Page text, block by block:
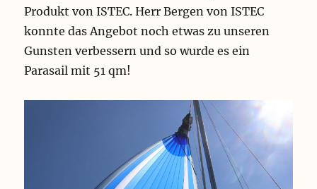
Produkt von ISTEC. Herr Bergen von ISTEC
konnte das Angebot noch etwas zu unseren
Gunsten verbessern und so wurde es ein
Parasail mit 51 qm!